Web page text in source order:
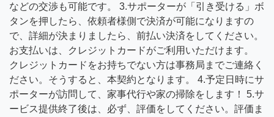
などの交渉も可能です。 3.サポーターが「引き受ける」ボ
タンを押したら、依頼者様側で決済が可能になりますの
で、詳細が決まりましたら、前払い決済をしてください。
お支払いは、クレジットカードがご利用いただけます。
クレジットカードをお持ちでない方は事務局までご連絡く
ださい。そうすると、本契約となります。 4.予定日時にサ
ポーターが訪問して、家事代行や家の掃除をします！ 5.サ
ービス提供終了後は、必ず、評価をしてください。評価ま